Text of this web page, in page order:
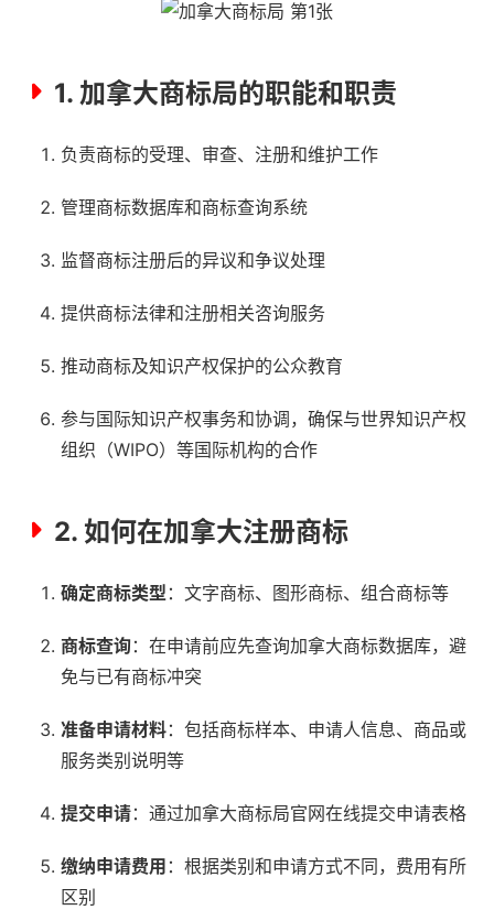
1. 加拿大商标局的职能和职责
负责商标的受理、审查、注册和维护工作
管理商标数据库和商标查询系统
监督商标注册后的异议和争议处理
提供商标法律和注册相关咨询服务
推动商标及知识产权保护的公众教育
参与国际知识产权事务和协调，确保与世界知识产权
组织（WIPO）等国际机构的合作
2. 如何在加拿大注册商标
确定商标类型：文字商标、图形商标、组合商标等
商标查询：在申请前应先查询加拿大商标数据库，避
免与已有商标冲突
准备申请材料：包括商标样本、申请人信息、商品或
服务类别说明等
提交申请：通过加拿大商标局官网在线提交申请表格
缴纳申请费用 ：根据类别和申请方式不同，费用有所
区别